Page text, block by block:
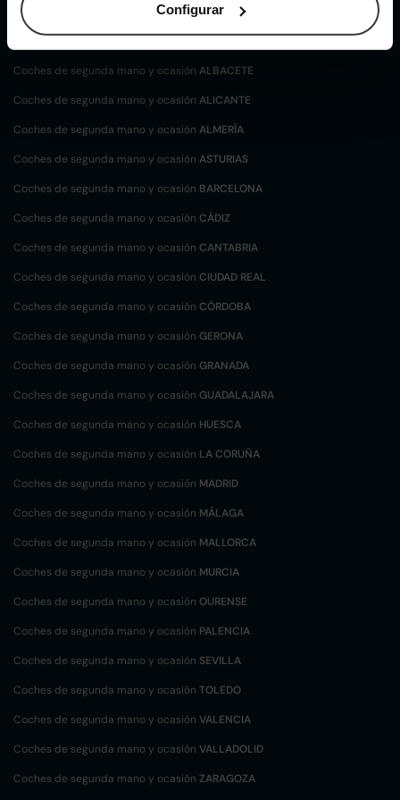
Configurar
Coches de segunda mano y ocasión por
localización
Coches de segunda mano y ocasión ALBACETE
Coches de segunda mano y ocasión ALICANTE
Coches de segunda mano y ocasión ALMERÍA
Coches de segunda mano y ocasión ASTURIAS
Coches de segunda mano y ocasión BARCELONA
Coches de segunda mano y ocasión CÁDIZ
Coches de segunda mano y ocasión CANTABRIA
Coches de segunda mano y ocasión CIUDAD REAL
Coches de segunda mano y ocasión CÓRDOBA
Coches de segunda mano y ocasión GERONA
Coches de segunda mano y ocasión GRANADA
Coches de segunda mano y ocasión GUADALAJARA
Coches de segunda mano y ocasión HUESCA
Coches de segunda mano y ocasión LA CORUÑA
Coches de segunda mano y ocasión MADRID
Coches de segunda mano y ocasión MÁLAGA
Coches de segunda mano y ocasión MALLORCA
Coches de segunda mano y ocasión MURCIA
Coches de segunda mano y ocasión OURENSE
Coches de segunda mano y ocasión PALENCIA
Coches de segunda mano y ocasión SEVILLA
Coches de segunda mano y ocasión TOLEDO
Coches de segunda mano y ocasión VALENCIA
Coches de segunda mano y ocasión VALLADOLID
Coches de segunda mano y ocasión ZARAGOZA